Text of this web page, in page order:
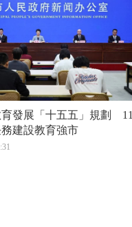
育發展「十五五」規劃 11
建設教育強市